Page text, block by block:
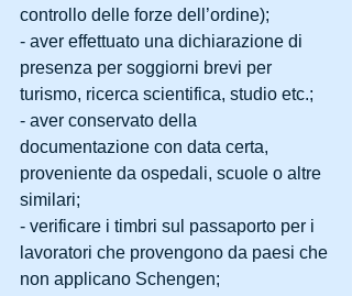
controllo delle forze dell’ordine);
- aver effettuato una dichiarazione di
presenza per soggiorni brevi per
turismo, ricerca scientifica, studio etc.;
- aver conservato della
documentazione con data certa,
proveniente da ospedali, scuole o altre
similari;
- verificare i timbri sul passaporto per i
lavoratori che provengono da paesi che
non applicano Schengen;